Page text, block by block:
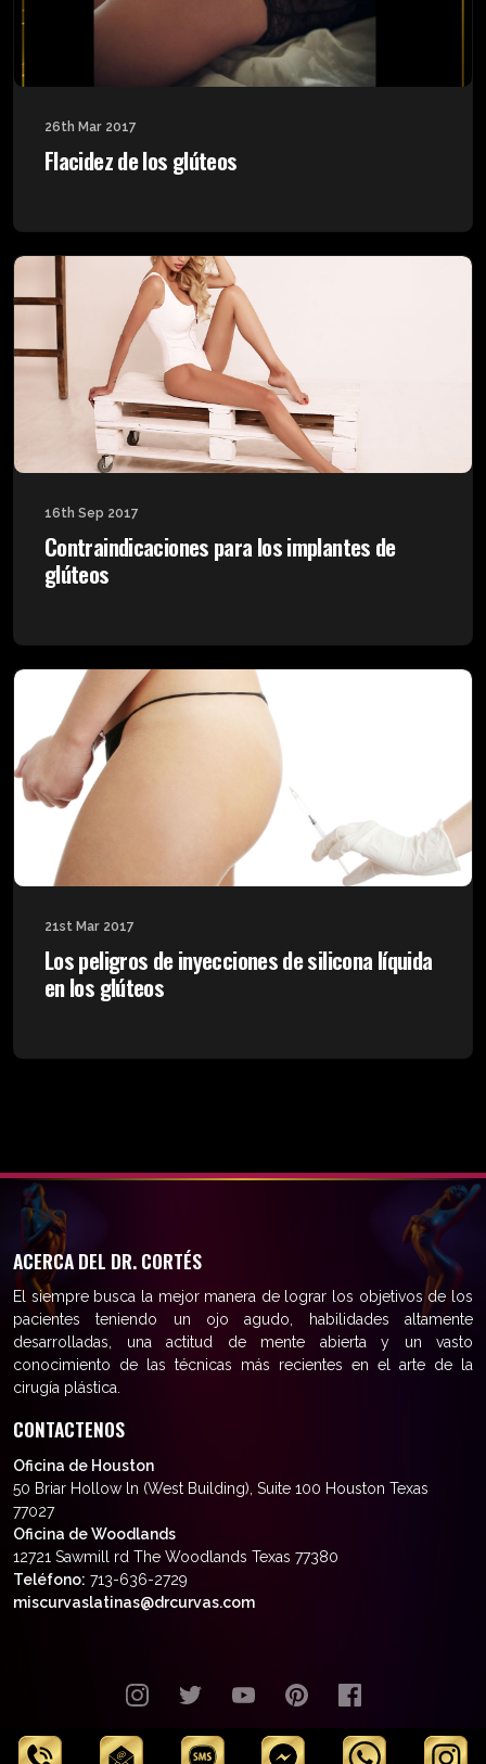
26th Mar 2017
Flacidez de los glúteos
16th Sep 2017
Contraindicaciones para los implantes de
glúteos
21st Mar 2017
Los peligros de inyecciones de silicona líquida
en los glúteos
ACERCA DEL DR. CORTÉS
El siempre busca la mejor manera de lograr los objetivos de los
pacientes teniendo un ojo agudo, habilidades altamente
desarrolladas, una actitud de mente abierta y un vasto
conocimiento de las técnicas más recientes en el arte de la
cirugía plástica.
CONTACTENOS
Oficina de Houston
50 Briar Hollow ln (West Building), Suite 100 Houston Texas
77027
Oficina de Woodlands
12721 Sawmill rd The Woodlands Texas 77380
Teléfono: 713-636-2729
miscurvaslatinas@drcurvas.com
© Wilberto Cortés M.D. Todos los
derechos reservados.